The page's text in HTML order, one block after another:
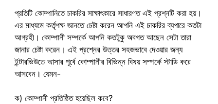
প্রতিটি কোম্পানিতে চাকরির সাক্ষাৎকারে সাধারণত এই প্রশ্নটি করা হয়।
এর মাধ্যমে কর্তৃপক্ষ জানতে চেষ্টা করেন আপনি এই চাকরির ব্যপারে কতটা
আগ্রহী। কোম্পানী সম্পর্কে আপনি কতটুকু অবগত আছেন সেটা তারা
জানার চেষ্টা করেন। এই প্রশ্নের উত্তর সহজভাবে দেওয়ার জন্য
ইন্টারভিউতে আসার পূর্বে কোম্পানীর বিভিন্ন বিষয় সম্পর্কে স্টাডি করে
আসবেন। যেমন-
ক) কোম্পানী প্রতিষ্ঠিত হয়েছিল কবে?